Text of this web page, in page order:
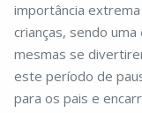
importância
crianças, sendo
mesmas se
este período de
para os pais e